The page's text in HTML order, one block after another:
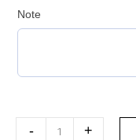
Note
- +